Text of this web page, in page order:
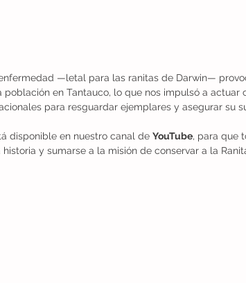
—letal para las ranitas de Darwin—
población en Tantauco, lo que nos impulsó a actuar
para resguardar ejemplares y asegurar su
disponible en nuestro canal de YouTube, para que
y sumarse a la misión de conservar a la